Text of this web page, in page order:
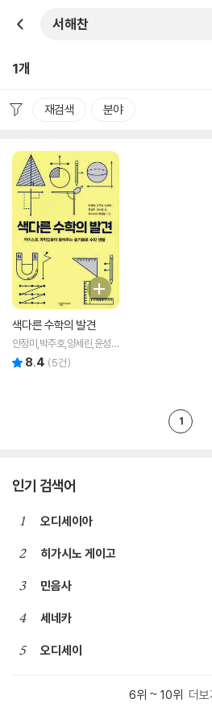
1개
재검색 분야
색다른 수학의 발견
안정미,박주호,양세린,윤성
준,이서영 등저
8.4 (5건)
1
인기 검색어
1 오디세이아
2 히가시노 게이고
3 민음사
4 세네카
5 오디세이
6위 ~ 10위 더보